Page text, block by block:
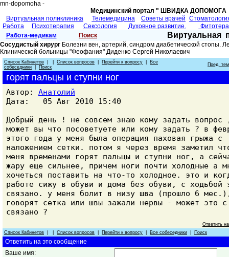
mn-dopomoha -
Медицинский портал " ШВИДКА
Виртуальная поликлиника
Телемедицина Советы врачей
Работа
Психотерапия Сексология Духовное развитие.
Работа-медикам
Поиск Виртуальная
Сосудистый хирург Болезни вен, артерий, синдром диабетической стопы.
Клинической больницы "Феофания" Диденко Сергей Николаевич
Список Кабинетов Список вопросов Перейти к вопросу
Все
собеседники
Поиск Пред.
горят пальцы и ступни ног
Автор: Анатолий
Дата: 05 Авг 2010 15:40
Добрый день ! не совсем знаю кому задать вопрос
может вы что посоветуете или кому задать ? в
этого года у меня была операция паховая грыжа с
наложением сетки. потом я через время заметил
меня временами горят пальцы и ступни ног, а
жару еще сильнее, причем ноги почти холодные а
хочеться поставить на что-то холодное. это и
работе сижу в обуви и дома без обуви, с ходьбой
связано. у меня болит в низу шва (прошло 6
говорят сетка или швы зажали нервы - может это с
связано ?
Ответить
Список Кабинетов
Список вопросов Перейти к вопросу Все собеседники Поиск
Ответить на это сообщение
Ваше имя: